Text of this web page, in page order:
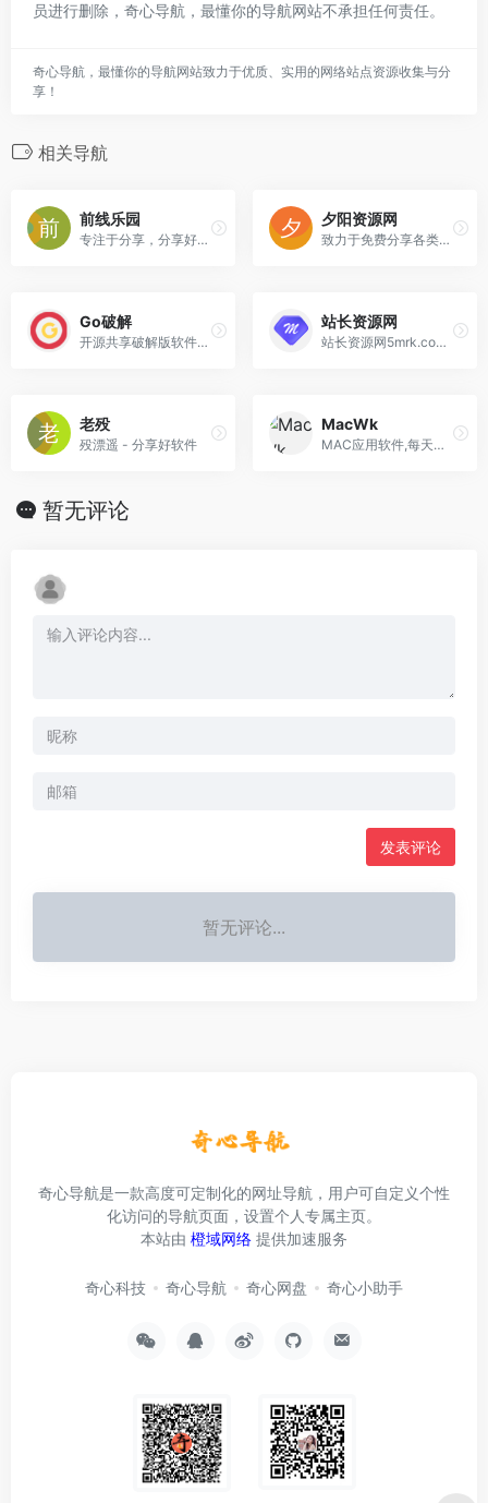
员进行删除，奇心导航，最懂你的导航网站不承担任何责任。
奇心导航，最懂你的导航网站致力于优质、实用的网络站点资源收集与分
享！
相关导航
前线乐园
专注于分享，分享好资源
夕阳资源网
致力于免费分享各类羊毛，软件，技术，电影等
Go破解
开源共享破解版软件、技术教程、源码资源分享
站长资源网
站长资源网5mrk.com一个高级程序员模板开发平台
老殁
殁漂遥 - 分享好软件
MacWk
MAC应用软件,每天更新大量精品mac软件,为您提供优质的mac软件,mac破解版软件下载
暂无评论
发表评论
暂无评论...
奇心导航是一款高度可定制化的网址导航，用户可自定义个性
化访问的导航页面，设置个人专属主页。
本站由 橙域网络 提供加速服务
奇心科技 奇心导航 奇心网盘 奇心小助手